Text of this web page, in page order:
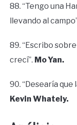
88. “Tengo una
llevando al
89. “Escribo
crecí”. Mo Yan.
90. “Desearía que
Kevin Whately.